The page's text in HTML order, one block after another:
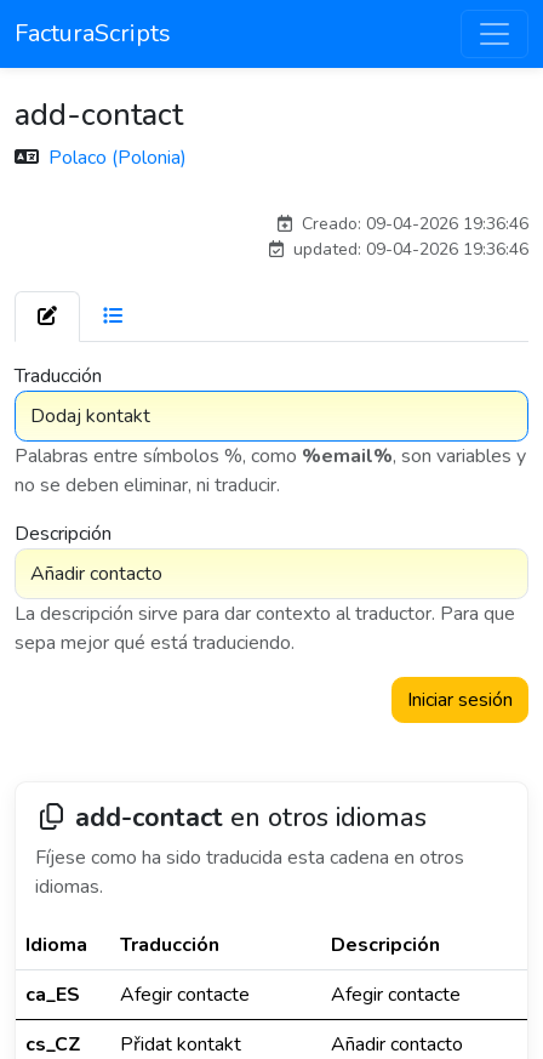
FacturaScripts
add-contact
Polaco (Polonia)
Creado: 09-04-2026 19:36:46
updated: 09-04-2026 19:36:46
Traducción
Palabras entre símbolos %, como %email%, son variables y
no se deben eliminar, ni traducir.
Descripción
La descripción sirve para dar contexto al traductor. Para que
sepa mejor qué está traduciendo.
Iniciar sesión
add-contact en otros idiomas
Fíjese como ha sido traducida esta cadena en otros
idiomas.
Idioma Traducción
Descripción
ca_ES
Afegir contacte
Afegir contacte
cs_CZ
Přidat kontakt
Añadir contacto